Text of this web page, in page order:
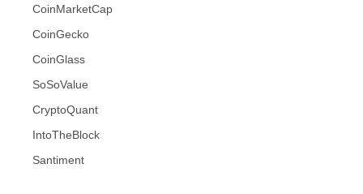
CoinMarketCap
CoinGecko
CoinGlass
SoSoValue
CryptoQuant
IntoTheBlock
Santiment